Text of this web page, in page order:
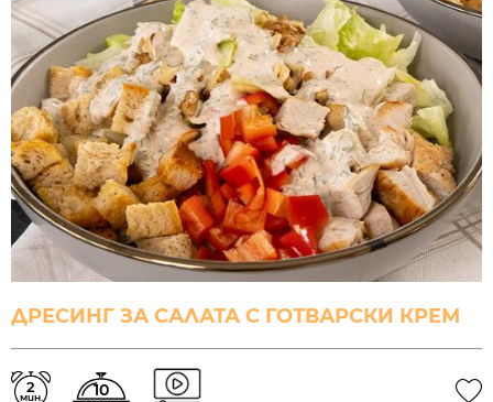
ДРЕСИНГ ЗА САЛАТА С ГОТВАРСКИ КРЕМ
2
мин. 10